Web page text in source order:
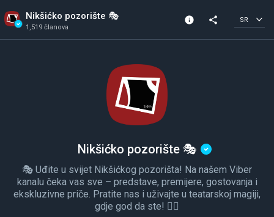
Nikšićko pozorište 🎭
1,519 članova
info
1,519 članova
share SR
Nikšićko pozorište 🎭
🎭 Uđite u svijet Nikšićkog pozorišta! Na našem Viber
kanalu čeka vas sve – predstave, premijere, gostovanja i
ekskluzivne priče. Pratite nas i uživajte u teatarskoj magiji,
gdje god da ste! 🤹‍♀️